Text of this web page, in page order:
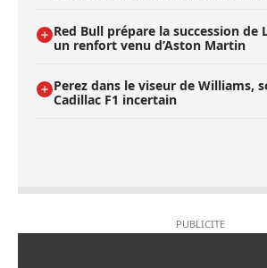
Red Bull prépare la succession de
un renfort venu d’Aston Martin
Perez dans le viseur de Williams,
Cadillac F1 incertain